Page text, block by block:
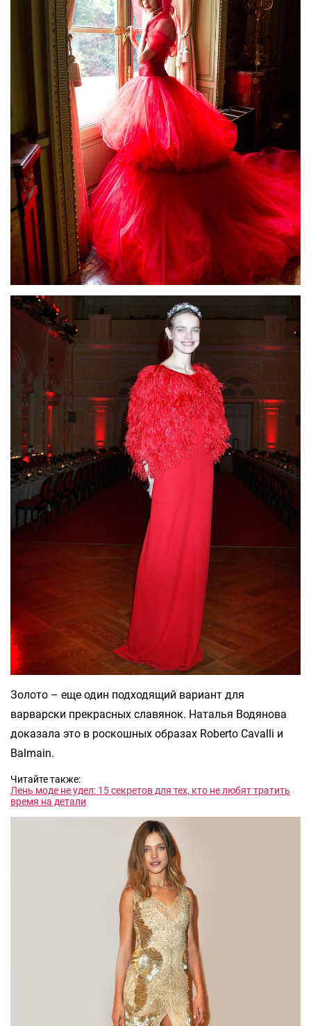
Золото – еще один подходящий вариант для
варварски прекрасных славянок. Наталья Водянова
доказала это в роскошных образах Roberto Cavalli и
Balmain.
Читайте также:
Лень моде не удел: 15 секретов для тех, кто не любят тратить
время на детали